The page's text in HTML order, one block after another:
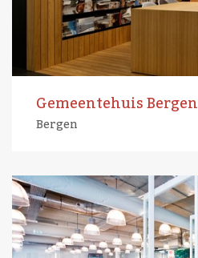
Gemeentehuis Bergen
Bergen